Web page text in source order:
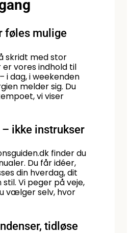
føles mulige
skridt med stor
vores indhold til
i dag, i weekenden
melder sig. Du
vi viser
ikke instrukser
finder du
Du får idéer,
din hverdag, dit
Vi peger på veje,
vælger selv, hvor
tidløse